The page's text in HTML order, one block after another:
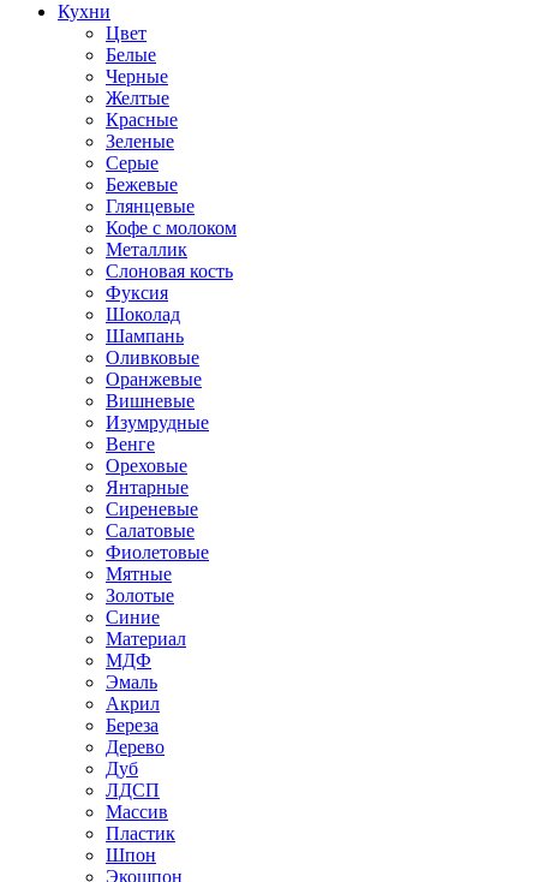
Кухни
Цвет
Белые
Черные
Желтые
Красные
Зеленые
Серые
Бежевые
Глянцевые
Кофе с молоком
Металлик
Слоновая кость
Фуксия
Шоколад
Шампань
Оливковые
Оранжевые
Вишневые
Изумрудные
Венге
Ореховые
Янтарные
Сиреневые
Салатовые
Фиолетовые
Мятные
Золотые
Синие
Материал
МДФ
Эмаль
Акрил
Береза
Дерево
Дуб
ЛДСП
Массив
Пластик
Шпон
Экошпон